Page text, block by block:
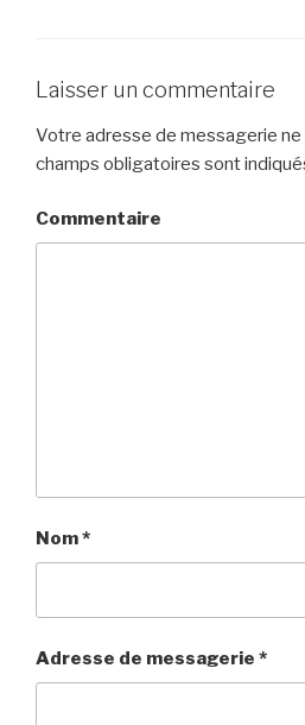
Laisser un commentaire
Votre adresse de messagerie ne
champs obligatoires sont
Commentaire
Nom*
Adresse de messagerie *